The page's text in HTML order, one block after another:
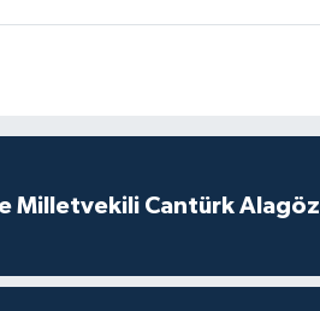
Milletvekili Cantürk Alagöz